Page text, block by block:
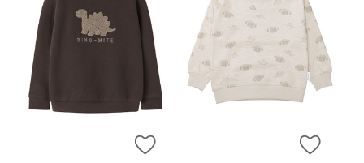
ZUR WUNSCHLISTE HINZUFÜGEN
ZUR